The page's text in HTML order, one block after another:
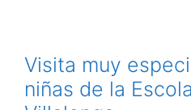
Visita muy
niñas de la